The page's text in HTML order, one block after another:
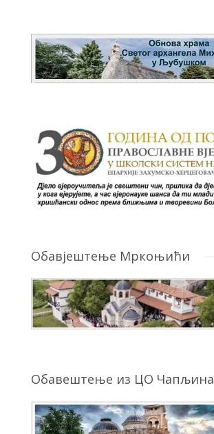
Обавјештење Мркоњићи
Обавештење из ЦО Чапљина